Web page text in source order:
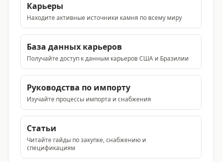
Карьеры
Находите активные источники камня по всему миру
База данных карьеров
Получайте доступ к данным карьеров США и Бразилии
Руководства по импорту
Изучайте процессы импорта и снабжения
Статьи
Читайте гайды по закупке, снабжению и
спецификациям